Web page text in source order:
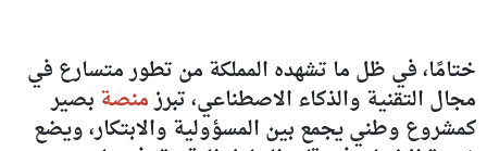
ختامًا، في ظل ما تشهده المملكة من تطور متسارع في
مجال التقنية والذكاء الاصطناعي، تبرزمنصة بصير
كمشروع وطني يجمع بين المسؤولية والابتكار، ويضع